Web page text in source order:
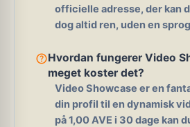
officielle adresse, der kan
dog altid ren, uden en
help_outlineHvordan fungerer Video
meget koster det?
Video Showcase er en
din profil til en dynamisk
på1,00 AVE i 30 dage kan